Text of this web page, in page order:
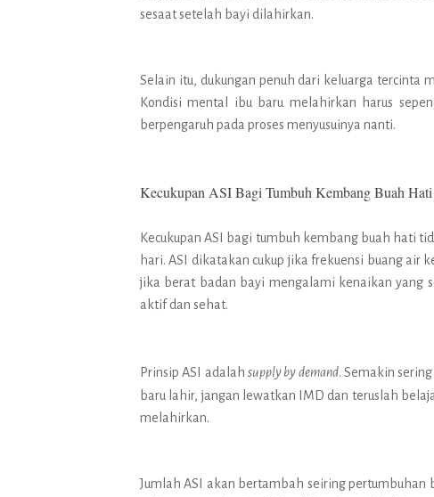
sesaat setelah bayi dilahirkan.
Selain itu, dukungan penuh dari keluarga tercinta
Kondisi mental ibu baru melahirkan harus
berpengaruh pada proses menyusuinya nanti.
Kecukupan ASI Bagi Tumbuh Kembang Buah Hati
Kecukupan ASI bagi tumbuh kembang buah hati
hari. ASI dikatakan cukup jika frekuensi buang air
jika berat badan bayi mengalami kenaikan yang
aktif dan sehat.
Prinsip ASI adalah supply by demand. Semakin
baru lahir, jangan lewatkan IMD dan teruslah
melahirkan.
Jumlah ASI akan bertambah seiring pertumbuhan